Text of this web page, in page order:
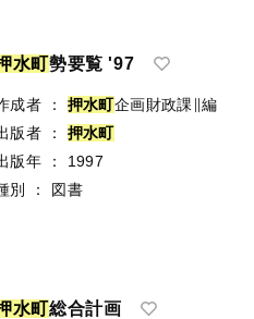
水町勢要覧 '97
成者 ： 押水町企画財政課∥編
版者
： 押水町
版年
：
1997
別
： 図書
水町総合計画